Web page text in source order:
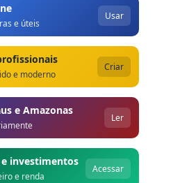
e úteis
Usar
e moderno
Criar
e Amazonas
Ler
investimentos
e renda
Acessar